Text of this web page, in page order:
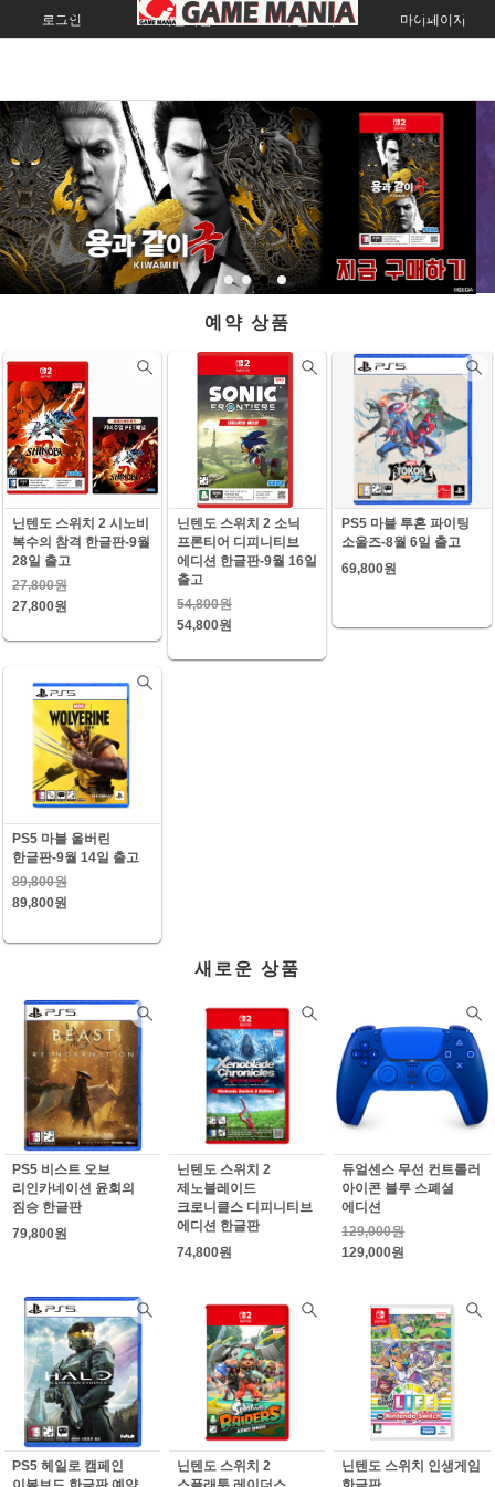
로그인 회원가입 주문조회 마이페이지
예약 상품
닌텐도 스위치 2 시노비
복수의 참격 한글판-9월
28일 출고
27,800원
27,800원
닌텐도 스위치 2 소닉
프론티어 디피니티브
에디션 한글판-9월 16일
출고
54,800원
54,800원
PS5 마블 투혼 파이팅
소울즈-8월 6일 출고
69,800원
PS5 마블 울버린
한글판-9월 14일 출고
89,800원
89,800원
새로운 상품
PS5 비스트 오브
리인카네이션 윤회의
짐승 한글판
79,800원
닌텐도 스위치 2
제노블레이드
크로니클스 디피니티브
에디션 한글판
74,800원
듀얼센스 무선 컨트롤러
아이콘 블루 스폐셜
에디션
129,000원
129,000원
PS5 헤일로 캠페인
닌텐도 스위치 2
닌텐도 스위치 인생게임